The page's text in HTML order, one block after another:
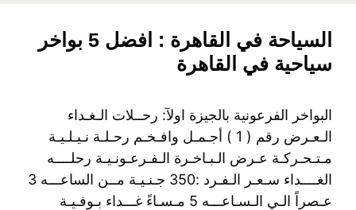
السياحة في القاهرة : افضل 5 بواخر
سياحية في القاهرة
البواخر الفرعونية بالجيزة اولآ: رحــلات الـغـداء
الـعـرض رقم ( 1 ) أجـمـل وافـخـم رحـلـة نـيـلـيـة
مـتـحـركـة عـرض الـبـاخـرة الـفـرعـونـيـة رحلــــه
الغــــداء سـعـر الـفـرد :350 جـنـيـة مــن الساعـــه 3
عـصراً الـي الـسـاعـــه 5 مـسـاءً غـــداء بـوفـيـة